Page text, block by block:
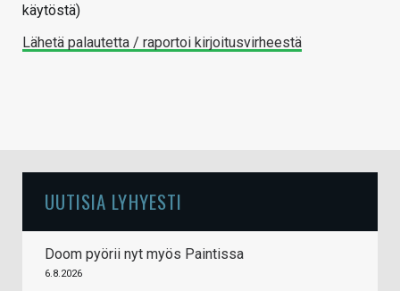
käytöstä)
Lähetä palautetta / raportoi kirjoitusvirheestä
UUTISIA LYHYESTI
Doom pyörii nyt myös Paintissa
6.8.2026